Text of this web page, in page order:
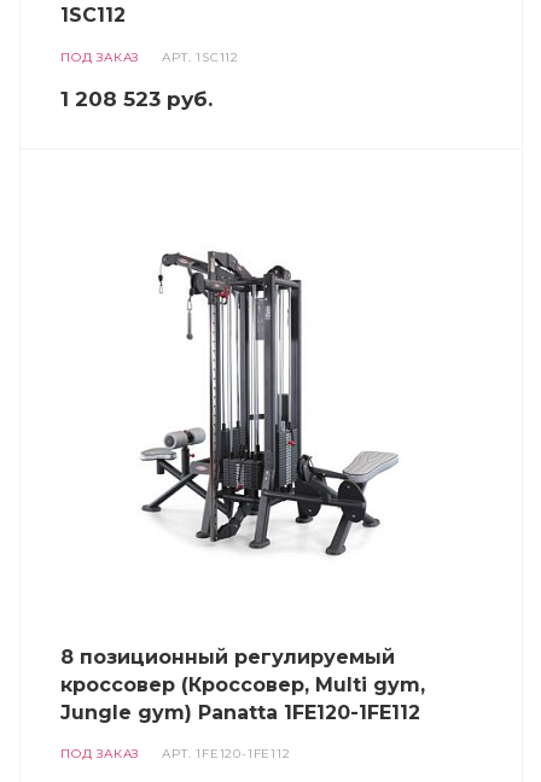
1SC112
ПОД ЗАКАЗ АРТ.1SC112
1 208 523 руб.
8 позиционный регулируемый
кроссовер (Кроссовер, Multi gym,
Jungle gym) Panatta 1FE120-1FE112
ПОД ЗАКАЗ АРТ.1FE120-1FE112